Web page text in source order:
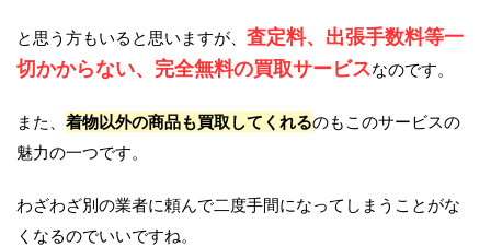
と思う方もいると思いますが、 査定料、出張手数料等一
切かからない、完全無料の買取サービスなのです。
また、 着物以外の商品も買取してくれるのもこのサービスの
魅力の一つです。
わざわざ別の業者に頼んで二度手間になってしまうことがな
くなるのでいいですね。